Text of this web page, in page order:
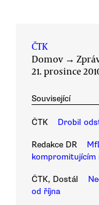
ČTK
Domov →
21. prosince
Související
ČTK Drobil
Redakce DR
kompromitujícím
ČTK, Dostál
od října